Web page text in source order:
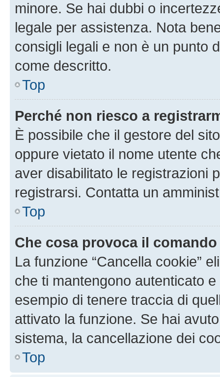
minore. Se hai dubbi o
legale per assistenza. Nota
consigli legali e non è un punto
come descritto.
Top
Perché non riesco a
È possibile che il gestore del
oppure vietato il nome utente
aver disabilitato le registrazioni
registrarsi. Contatta un
Top
Che cosa provoca il
La funzione “Cancella cookie”
che ti mantengono autenticato
esempio di tenere traccia di
attivato la funzione. Se hai
sistema, la cancellazione dei
Top